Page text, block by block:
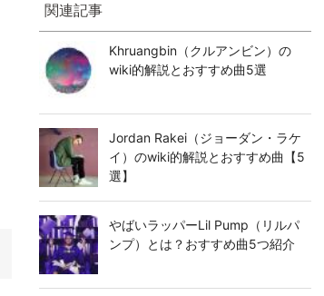
関連記事
Khruangbin（クルアンビン）の
wiki的解説とおすすめ曲5選
Jordan Rakei（ジョーダン・ラケ
イ）のwiki的解説とおすすめ曲【5
選】
やばいラッパーLil Pump（リルパ
ンプ）とは？おすすめ曲5つ紹介